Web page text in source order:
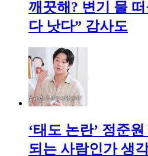
깨끗해? 변기 물
다 낫다” 감사도
‘태도 논란’ 정준
되는 사람인가 생